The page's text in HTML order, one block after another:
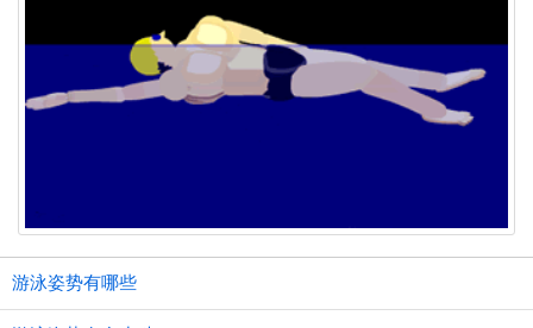
游泳姿势有哪些